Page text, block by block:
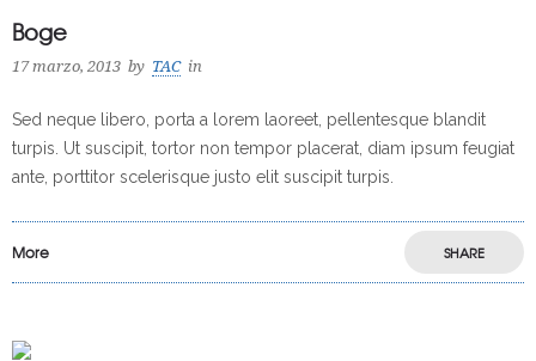
Boge
17 marzo, 2013 by TAC in
Sed neque libero, porta a lorem laoreet, pellentesque blandit
turpis. Ut suscipit, tortor non tempor placerat, diam ipsum feugiat
ante, porttitor scelerisque justo elit suscipit turpis.
More SHARE